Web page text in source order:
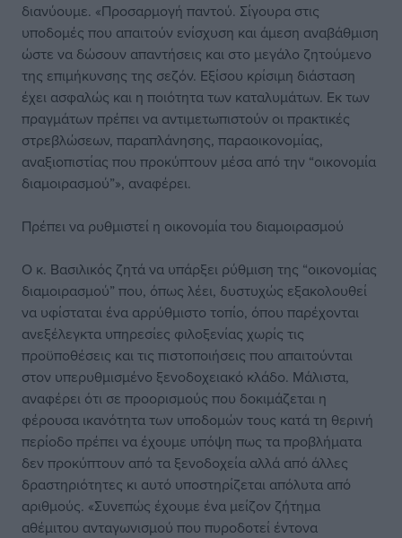
διανύουμε. «Προσαρμογή παντού. Σίγουρα στις
υποδομές που απαιτούν ενίσχυση και άμεση αναβάθμιση
ώστε να δώσουν απαντήσεις και στο μεγάλο ζητούμενο
της επιμήκυνσης της σεζόν. Εξίσου κρίσιμη διάσταση
έχει ασφαλώς και η ποιότητα των καταλυμάτων. Εκ των
πραγμάτων πρέπει να αντιμετωπιστούν οι πρακτικές
στρεβλώσεων, παραπλάνησης, παραοικονομίας,
αναξιοπιστίας που προκύπτουν μέσα από την “οικονομία
διαμοιρασμού”», αναφέρει.
Πρέπει να ρυθμιστεί η οικονομία του διαμοιρασμού
Ο κ. Βασιλικός ζητά να υπάρξει ρύθμιση της “οικονομίας
διαμοιρασμού” που, όπως λέει, δυστυχώς εξακολουθεί
να υφίσταται ένα αρρύθμιστο τοπίο, όπου παρέχονται
ανεξέλεγκτα υπηρεσίες φιλοξενίας χωρίς τις
προϋποθέσεις και τις πιστοποιήσεις που απαιτούνται
στον υπερυθμισμένο ξενοδοχειακό κλάδο. Μάλιστα,
αναφέρει ότι σε προορισμούς που δοκιμάζεται η
φέρουσα ικανότητα των υποδομών τους κατά τη θερινή
περίοδο πρέπει να έχουμε υπόψη πως τα προβλήματα
δεν προκύπτουν από τα ξενοδοχεία αλλά από άλλες
δραστηριότητες κι αυτό υποστηρίζεται απόλυτα από
αριθμούς. «Συνεπώς έχουμε ένα μείζον ζήτημα
αθέμιτου ανταγωνισμού που πυροδοτεί έντονα